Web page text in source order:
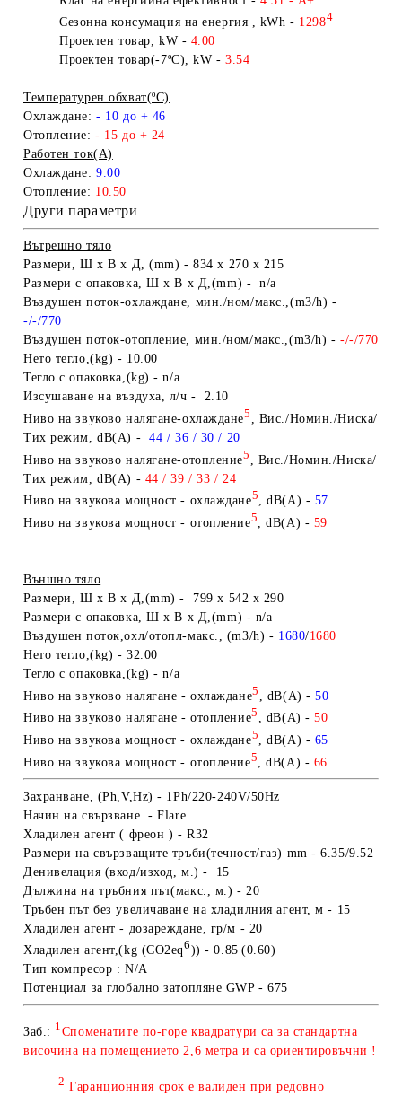
Сезонна консумация на енергия , kWh - 12984
Проектен товар, kW - 4.00
Проектен товар(-7ºC), kW- 3.54
Температурен обхват(ºC)
Охлаждане:- 10 до + 46
Отопление:- 15 до + 24
Работен ток(A)
Охлаждане:9.00
Отопление: 10.50
Други параметри
Вътрешно тяло
Размери, Ш х В х Д, (mm) -834 x 270 x 215
Размерис опаковка, Ш х В х Д,(mm) -
n/a
Въздушенпоток-охлаждане, мин./ном/макс.,(m3/h) -
-/-/770
Въздушен поток-отопление, мин./ном/макс.,(m3/h) --/-/770
Нето тегло,(kg) - 10.00
Теглос опаковка,(kg) - n/a
Изсушаване на въздуха, л/ч - 2.10
Ниво назвуково налягане-охлаждане5 , Вис./Номин./Ниска/
Тих режим, dB(A) -
44 / 36 / 30 / 20
Ниво назвуково налягане-отопление5 Вис./Номин./Ниска/
Тих режим , dB(A) - 44 / 39 / 33 / 24
Ниво на звукова мощност - охлаждане5, dB(A) - 57
Ниво на звукова мощност - отопление5 dB(A) - 59
Външно тяло
Размери
,Ш х В х Д, (mm) -
799 x 542 x 290
Размерис опаковка, Ш х В х Д, (mm) - n/a
Въздушен поток,охл/отопл-макс. (m3/h) - 1680/1680
Нето тегло,(kg) - 32 .00
Теглос опаковка, (kg) - n/a
Ниво на звуково налягане - охлаждане5 dB(A) -50
Ниво назвуково налягане -отопление5 , dB(A) - 50
Ниво на звукова мощност - охлаждане5 ,dB(A) - 65
Ниво на звукова мощност - отопление5 ,dB(A) - 66
Захранване, (Ph,V,Hz) - 1Ph/220-240V/50Hz
Начин на свързване - Flare
Хладилен агент ( фреон )- R32
Размери на свързващите тръби(течност/газ) mm - 6.35/9.52
Денивелация (вход/изход, м.) - 15
Дължина на тръбния път(макс., м.) - 20
Тръбен път без увеличаване на хладилния агент, м - 15
Хладилен агент - дозареждане , гр/м - 20
Хладилен агент,(kg (CO2eq6)) - 0.85 (0.60)
Тип компресор : N/A
Потенциал за глобално затопляне GWP - 675
Заб.: 1Споменатите по-горе квадратури са за стандартна
височина на помещението 2,6 метра и са ориентировъчни !
2 Гаранционния срок е валиден при редовно